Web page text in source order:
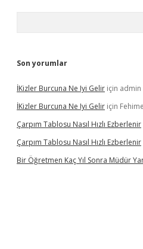
Son yorumlar
İKizler Burcuna Ne Iyi Gelir için admin
İKizler Burcuna Ne Iyi Gelir için Fehime
Çarpım Tablosu Nasıl Hızlı Ezberlenir
Çarpım Tablosu Nasıl Hızlı Ezberlenir
Bir Öğretmen Kaç Yıl Sonra Müdür